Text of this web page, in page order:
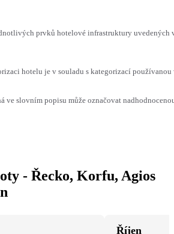
prvků hotelové infrastruktury uvedených
hotelu je v souladu s kategorizací
ve slovním popisu může označovat
- Řecko, Korfu, Agios
Říjen